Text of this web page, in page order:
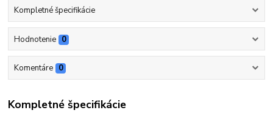
Kompletné špecifikácie
Hodnotenie 0
Komentáre 0
Kompletné špecifikácie